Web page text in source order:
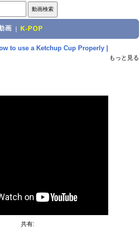
画 K-POP
to use a Ketchup Cup Properly |
もっと見る
共有: